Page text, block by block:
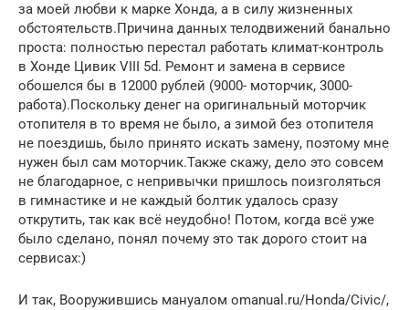
за моей любви к марке Хонда, а в силу жизненных
обстоятельств.Причина данных телодвижений банально
проста: полностью перестал работать климат-контроль
в Хонде Цивик VIII 5d. Ремонт и замена в сервисе
обошелся бы в 12000 рублей (9000- моторчик, 3000-
работа).Поскольку денег на оригинальный моторчик
отопителя в то время не было, а зимой без отопителя
не поездишь, было принято искать замену, поэтому мне
нужен был сам моторчик.Также скажу, дело это совсем
не благодарное, с непривычки пришлось поизголяться
в гимнастике и не каждый болтик удалось сразу
открутить, так как всё неудобно! Потом, когда всё уже
было сделано, понял почему это так дорого стоит на
сервисах:)
И так, Вооружившись мануалом omanual.ru/Honda/Civic/,